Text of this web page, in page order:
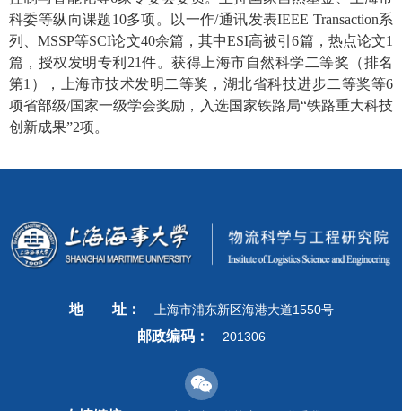
科委等纵向课题10多项。 以一作/通讯发表IEEE Transaction系
列、MSSP等SCI论文40余篇，其中ESI高被引6篇，热点论文1
篇，授权发明专利21件。获得上海市自然科学二等奖（排名
第1），
上海市技术发明二等奖，湖北省科技进步二等奖等6
项省部级/国家一级学会奖励，入选国家铁路局“铁路重大科技
创新成果”2项。
地 址： 上海市浦东新区海港大道1550号
邮政编码： 201306